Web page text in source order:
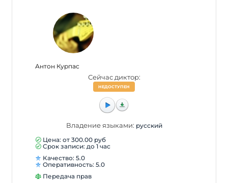
Антон Курпас
Сейчас диктор:
НЕДОСТУПЕН
Владение языками: русский
Цена: от 300.00 руб
Срок записи: до 1 час
Качество: 5.0
Оперативность: 5.0
Передача прав